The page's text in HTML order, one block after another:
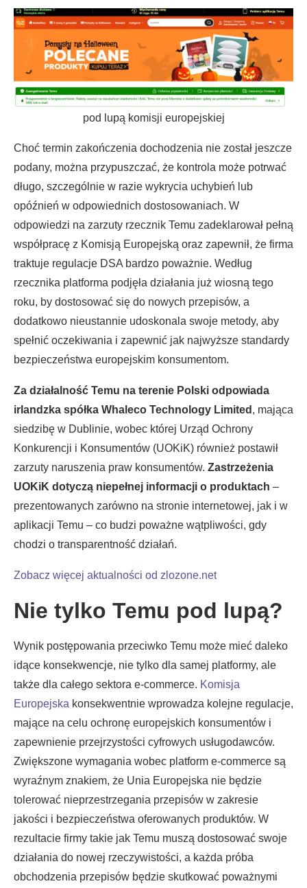
pod lupą komisji europejskiej
Choć termin zakończenia dochodzenia nie został jeszcze
podany, można przypuszczać, że kontrola może potrwać
długo, szczególnie w razie wykrycia uchybień lub
opóźnień w odpowiednich dostosowaniach. W
odpowiedzi na zarzuty rzecznik Temu zadeklarował pełną
współpracę z Komisją Europejską oraz zapewnił, że firma
traktuje regulacje DSA bardzo poważnie. Według
rzecznika platforma podjęła działania już wiosną tego
roku, by dostosować się do nowych przepisów, a
dodatkowo nieustannie udoskonala swoje metody, aby
spełnić oczekiwania i zapewnić jak najwyższe standardy
bezpieczeństwa europejskim konsumentom.
Za działalność Temu na terenie Polski odpowiada
irlandzka spółka Whaleco Technology Limited , mająca
siedzibę w Dublinie, wobec której Urząd Ochrony
Konkurencji i Konsumentów (UOKiK) również postawił
zarzuty naruszenia praw konsumentów. Zastrzeżenia
UOKiK dotyczą niepełnej informacji o produktach –
prezentowanych zarówno na stronie internetowej, jak i w
aplikacji Temu – co budzi poważne wątpliwości, gdy
chodzi o transparentność działań.
Zobacz więcej aktualności od zlozone.net
Nie tylko Temu pod lupą?
Wynik postępowania przeciwko Temu może mieć daleko
idące konsekwencje, nie tylko dla samej platformy, ale
także dla całego sektora e-commerce. Komisja
Europejska konsekwentnie wprowadza kolejne regulacje,
mające na celu ochronę europejskich konsumentów i
zapewnienie przejrzystości cyfrowych usługodawców.
Zwiększone wymagania wobec platform e-commerce są
wyraźnym znakiem, że Unia Europejska nie będzie
tolerować nieprzestrzegania przepisów w zakresie
jakości i bezpieczeństwa oferowanych produktów. W
rezultacie firmy takie jak Temu muszą dostosować swoje
działania do nowej rzeczywistości, a każda próba
obchodzenia przepisów będzie skutkować poważnymi